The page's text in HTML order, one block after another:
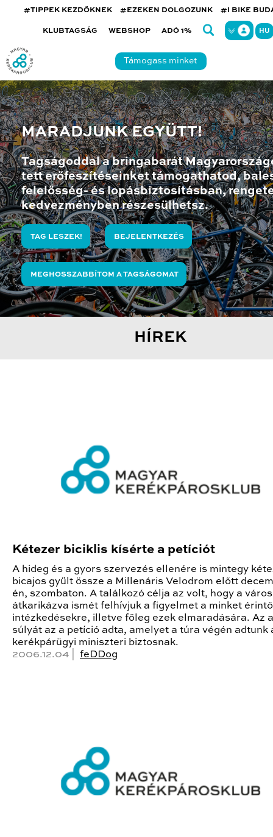
#TIPPEK KEZDŐKNEK #EZEKEN DOLGOZUNK #I BIKE
KLUBTAGSÁG WEBSHOP ADÓ 1% HU
Támogass minket
MARADJUNK EGYÜTT!
Tagságoddal a bringabarát
tett erőfeszítéseinket támogathatod,
felelősség- és lopásbiztosításban,
kedvezményben részesülhetsz.
TAG LESZEK! BEJELENTKEZÉS
MEGHOSSZABBÍTOM A TAGSÁGOMAT
HÍREK
Kétezer biciklis kísérte a petíciót
A hideg és a gyors szervezés ellenére is mintegy
bicajos gyűlt össze a Millenáris Velodrom előtt
én, szombaton. A találkozó célja az volt, hogy a
átkarikázva ismét felhívjuk a figyelmet a minket érintő
intézkedésekre, illetve főleg ezek elmaradására. Az
súlyát az a petíció adta, amelyet a túra végén adtunk
kerékpárügyi miniszteri biztosnak.
2006.12.04 | feDDog